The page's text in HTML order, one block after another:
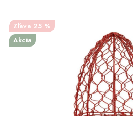
SVIETIDLÁ
25 %
Akcia